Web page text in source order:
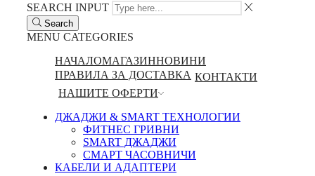
SEARCH INPUT
Search
MENU CATEGORIES
НАЧАЛОМАГАЗИННОВИНИ
ПРАВИЛА ЗА ДОСТАВКА КОНТАКТИ
НАШИТЕ ОФЕРТИ
ДЖАДЖИ & SMART ТЕХНОЛОГИИ
ФИТНЕС ГРИВНИ
SMART ДЖАДЖИ
СМАРТ ЧАСОВНИЧИ
КАБЕЛИ И АДАПТЕРИ